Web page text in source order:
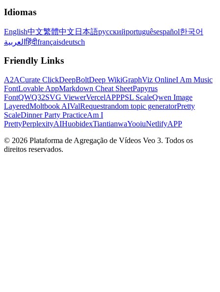
Idiomas
English中文繁體中文 日本語русскийportuguêsespañol한국어
العربيةहिंदीfrançaisdeutsch
Friendly Links
A2ACurate ClickDeepBoltDeep WikiGraphViz OnlineI Am Music
FontLovable AppMarkdown Cheat SheetPapyrus
FontQWQ32SVG ViewerVercelAPPPSL ScaleQwen Image
LayeredMoltbook AIValRequestrandom topic generatorPretty
ScaleDinner Party PracticeAm I
PrettyPerplexityAIHuobidexTiantianwaYooiuNetlifyAPP
© 2026 Plataforma de Agregação de Vídeos Veo 3. Todos os
direitos reservados.